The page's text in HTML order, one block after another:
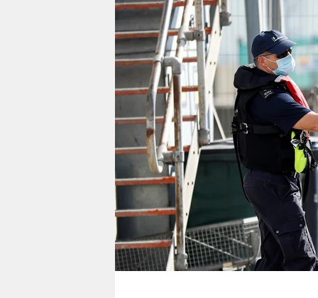
nord
wahrheit
verlag
verlag
veranstaltungen
shop
fragen & hilfe
unterstützen
abo
genossenschaft